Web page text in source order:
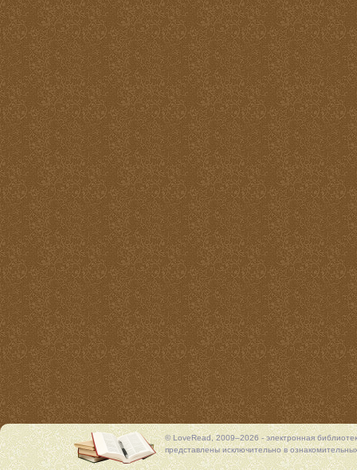
© LoveRead, 2009–2026 - электронная
представлены исключительно в